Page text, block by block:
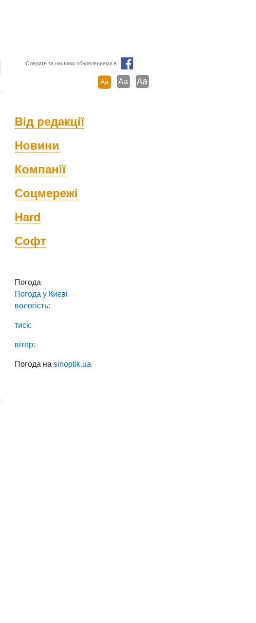
Следите за нашими обновлениями в
Aa Aa Aa
Від редакції
Новини
Компанії
Соцмережі
Hard
Софт
Погода
Погода у Києві
вологість:
тиск:
вітер:
Погода наsinoptik.ua